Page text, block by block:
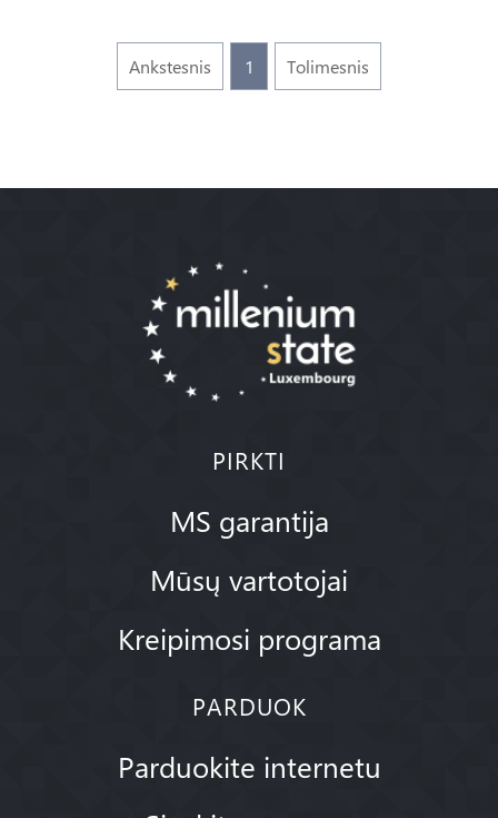
Ankstesnis 1 Tolimesnis
PIRKTI
MS garantija
Mūsų vartotojai
Kreipimosi programa
PARDUOK
Parduokite internetu